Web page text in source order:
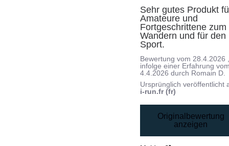
Sehr gutes Produkt
Amateure und
Fortgeschrittene zum
Wandern und für den
Sport.
Bewertung vom28.4.2026
infolge einer Erfahrung
4.4.2026 durch Romain D.
Ursprünglich veröffentlicht
i-run.fr (fr)
Originalbewertung
anzeigen